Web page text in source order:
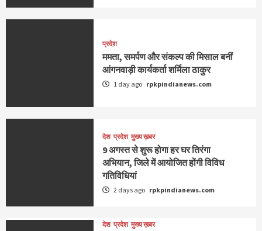
प्रदेश
ममता, समर्पण और संकल्प की मिसाल बनीं
आंगनवाड़ी कार्यकर्ता शर्मिला ठाकुर
1 day ago rpkpindianews.com
देश प्रदेश मुख्य ख़बर
9 अगस्‍त से शुरू होगा हर घर तिरंगा
अभियान, जिले में आयोजित होंगी विविध
गतिविधियां
2 days ago rpkpindianews.com
देश प्रदेश मुख्य ख़बर